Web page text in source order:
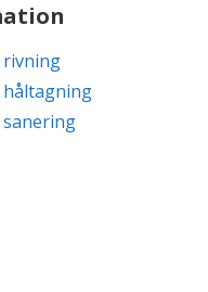
rivning
håltagning